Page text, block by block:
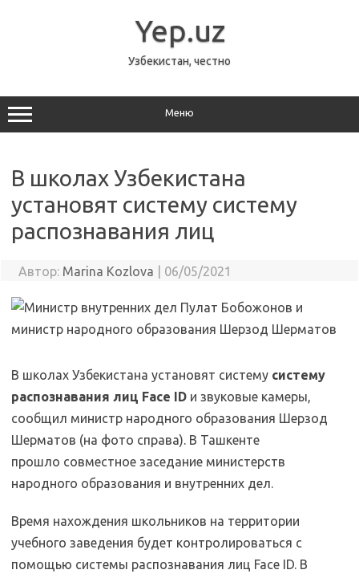
Yep.uz
Узбекистан, честно
Меню
В школах Узбекистана
установят систему систему
распознавания лиц
Автор: Marina Kozlova 06/05/2021
В школах Узбекистана установят систему систему
распознавания лиц Face ID и звуковые камеры,
сообщил министр народного образования Шерзод
Шерматов (на фото справа). В Ташкенте
прошло совместное заседание министерств
народного образования и внутренних дел.
Время нахождения школьников на территории
учебного заведения будет контролироваться с
помощью системы распознавания лиц Face ID. В